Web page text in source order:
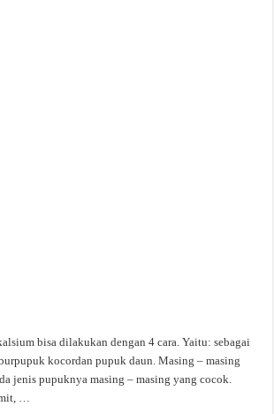
bisa dilakukan dengan 4 cara. Yaitu: sebagai
kocordan pupuk daun. Masing – masing
jenis pupuknya masing – masing yang cocok.
…